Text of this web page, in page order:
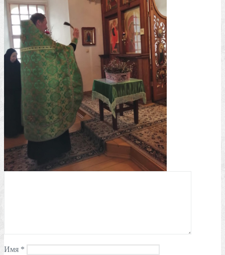
Имя *